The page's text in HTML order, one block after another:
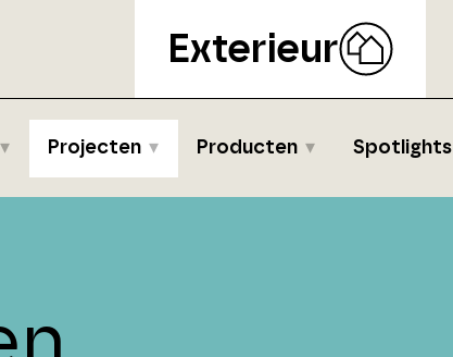
Exterieur
Projecten Producten Spotlights